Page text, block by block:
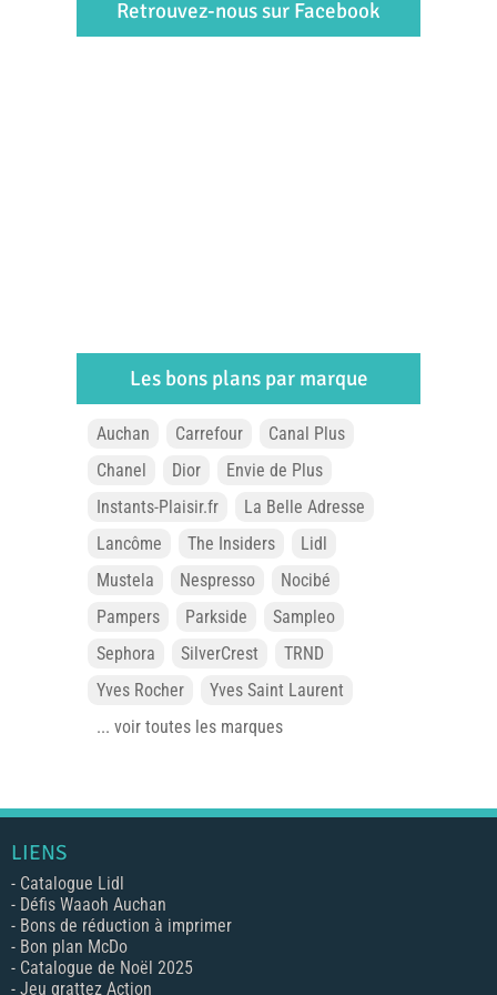
Retrouvez-nous sur Facebook
Les bons plans par marque
Auchan Carrefour
Canal Plus
Chanel
Dior
Envie de Plus
Instants-Plaisir.fr
La Belle Adresse
Lancôme
The Insiders
Lidl
Mustela
Nespresso
Nocibé
Pampers
Parkside
Sampleo
Sephora
SilverCrest
TRND
Yves Rocher
Yves Saint Laurent
... voir toutes les marques
LIENS
- Catalogue Lidl
- Défis Waaoh Auchan
- Bons de réduction à imprimer
- Bon plan McDo
- Catalogue de Noël 2025
- Jeu grattez Action